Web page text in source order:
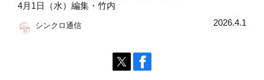
4月1日（水）編集・竹内
シンクロ通信 2026.4.1